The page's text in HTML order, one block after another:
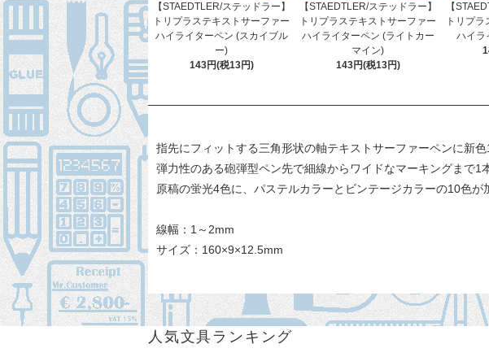
【STAEDTLER/ステッドラー】
トリプラステキストサーファー
ハイライターペン (スカイブル
ー)
143円(税13円)
【STAEDTLER/ステッドラー】
トリプラステキストサーファー
ハイライターペン (ライトカー
マイン)
143円(税13円)
【
トリプ
ハイラ
指先にフィットする三角形状の軸テキストサーファーペンに新色
弾力性のある砲弾型ペン先で細線からワイドなマーキングまで1
原稿の蛍光4色に、パステルカラーとビンテージカラーの10色が
線幅：1～2mm
サイズ：160×9×12.5mm
人気文具ランキング